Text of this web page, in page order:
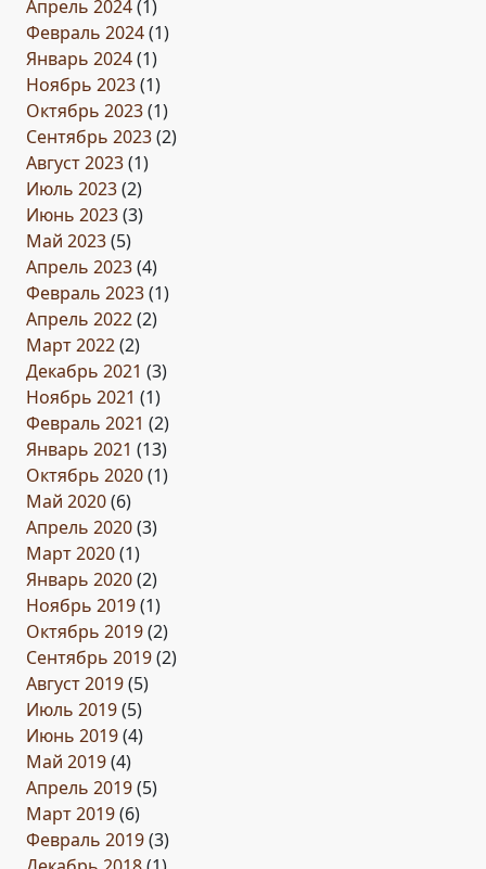
Апрель 2024(1)
Февраль 2024(1)
Январь 2024(1)
Ноябрь 2023(1)
Октябрь 2023(1)
Сентябрь 2023(2)
Август 2023(1)
Июль 2023(2)
Июнь 2023(3)
Май 2023(5)
Апрель 2023(4)
Февраль 2023(1)
Апрель 2022(2)
Март 2022(2)
Декабрь 2021 (3)
Ноябрь 2021 (1)
Февраль 2021 (2)
Январь 2021 (13)
Октябрь 2020(1)
Май 2020(6)
Апрель 2020(3)
Март 2020(1)
Январь 2020(2)
Ноябрь 2019(1)
Октябрь 2019(2)
Сентябрь 2019(2)
Август 2019(5)
Июль 2019(5)
Июнь 2019(4)
Май 2019(4)
Апрель 2019(5)
Март 2019(6)
Февраль 2019(3)